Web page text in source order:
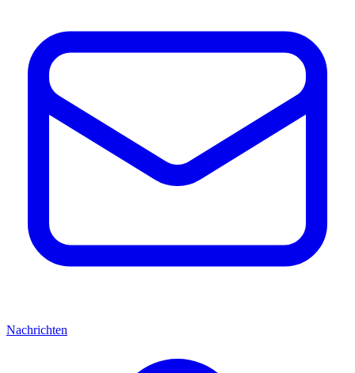
Nachrichten